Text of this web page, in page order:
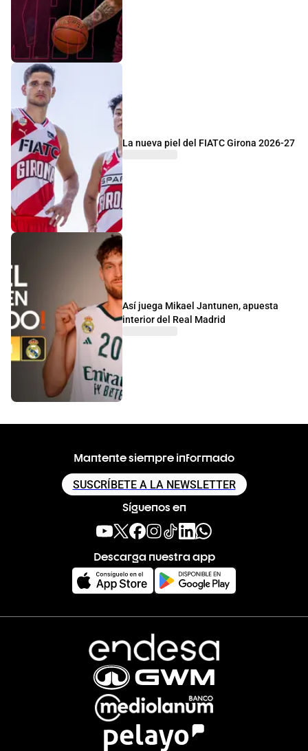
La nueva piel del FIATC Girona 2026-27
Así juega Mikael Jantunen, apuesta
interior del Real Madrid
Mantente siempre informado
SUSCRÍBETE A LA NEWSLETTER
Síguenos en
Descarga nuestra app